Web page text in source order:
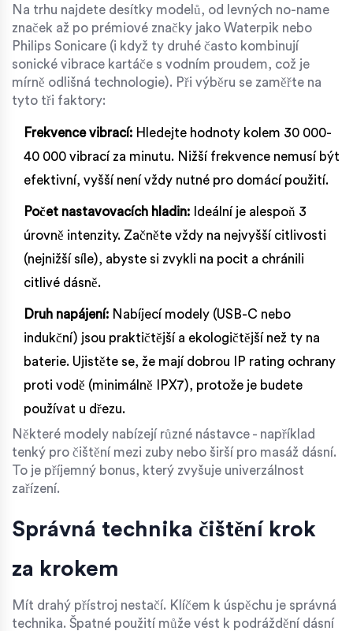
Na trhu najdete desítky modelů, od levných no-name
značek až po prémiové značky jako Waterpik nebo
Philips Sonicare (i když ty druhé často kombinují
sonické vibrace kartáče s vodním proudem, což je
mírně odlišná technologie). Při výběru se zaměřte na
tyto tři faktory:
Frekvence vibrací: Hledejte hodnoty kolem 30 000-
40 000 vibrací za minutu. Nižší frekvence nemusí být
efektivní, vyšší není vždy nutné pro domácí použití.
Počet nastavovacích hladin: Ideální je alespoň 3
úrovně intenzity. Začněte vždy na nejvyšší citlivosti
(nejnižší síle), abyste si zvykli na pocit a chránili
citlivé dásně.
Druh napájení: Nabíjecí modely (USB-C nebo
indukční) jsou praktičtější a ekologičtější než ty na
baterie. Ujistěte se, že mají dobrou IP rating ochrany
proti vodě (minimálně IPX7), protože je budete
používat u dřezu.
Některé modely nabízejí různé nástavce - například
tenký pro čištění mezi zuby nebo širší pro masáž dásní.
To je příjemný bonus, který zvyšuje univerzálnost
zařízení.
Správná technika čištění krok
za krokem
Mít drahý přístroj nestačí. Klíčem k úspěchu je správná
technika. Špatné použití může vést k podráždění dásní